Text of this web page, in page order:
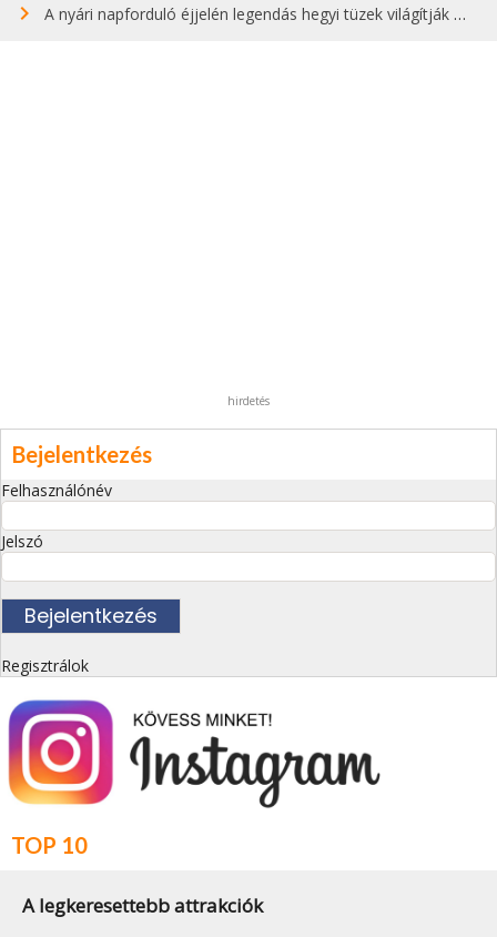
A nyári napforduló éjjelén legendás hegyi tüzek világítják meg Zugspitzét
hirdetés
Bejelentkezés
Felhasználónév
Jelszó
Regisztrálok
TOP 10
A legkeresettebb attrakciók